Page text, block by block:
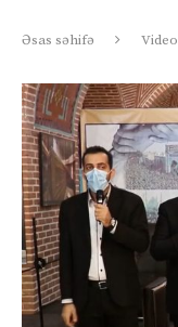
Əsas səhifə Video